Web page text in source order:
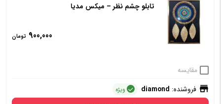
تابلو چشم نظر – میکس مدیا
900,000 تومان
مقایسه
فروشنده: diamond ویژه